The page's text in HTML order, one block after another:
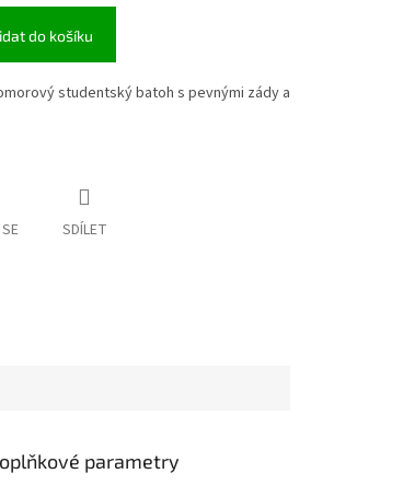
do košíku
studentský batoh s pevnými zády a
SDÍLET
parametry